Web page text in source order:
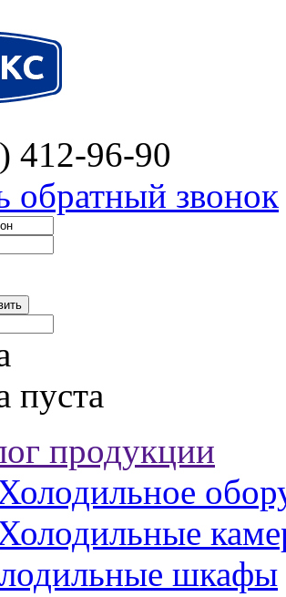
412-96-90
обратный звонок
пуста
продукции
шкафы